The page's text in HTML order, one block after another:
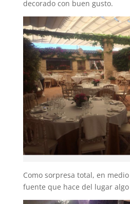
decorado con buen gusto.
Como sorpresa total, en
fuente que hace del lugar